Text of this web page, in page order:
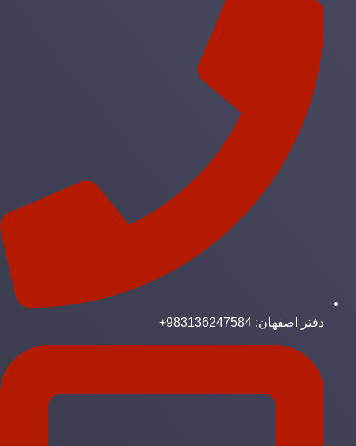
دفتر اصفهان: 983136247584+